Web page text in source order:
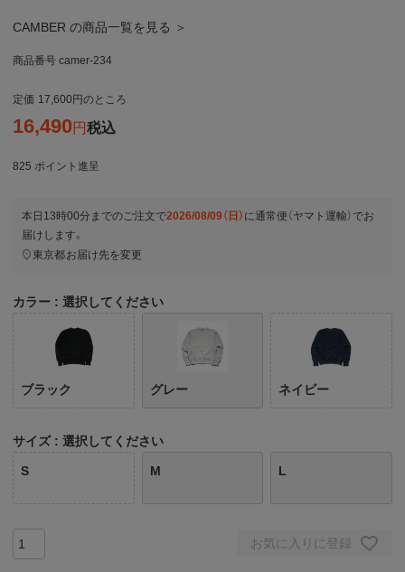
CAMBER の商品一覧を見る ＞
商品番号 camer-234
定価 17,600 のところ
16,490 税込
825 ポイント進呈
本日 13時00分 までのご注文で2026/08/09（日） に通常便（ヤマト運輸） でお
届けします。
東京都お届け先を変更
カラー 選択してください
ブラック グレー ネイビー
サイズ 選択してください
S M L
お気に入りに登録